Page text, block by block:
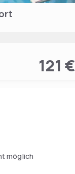
121 €
möglich